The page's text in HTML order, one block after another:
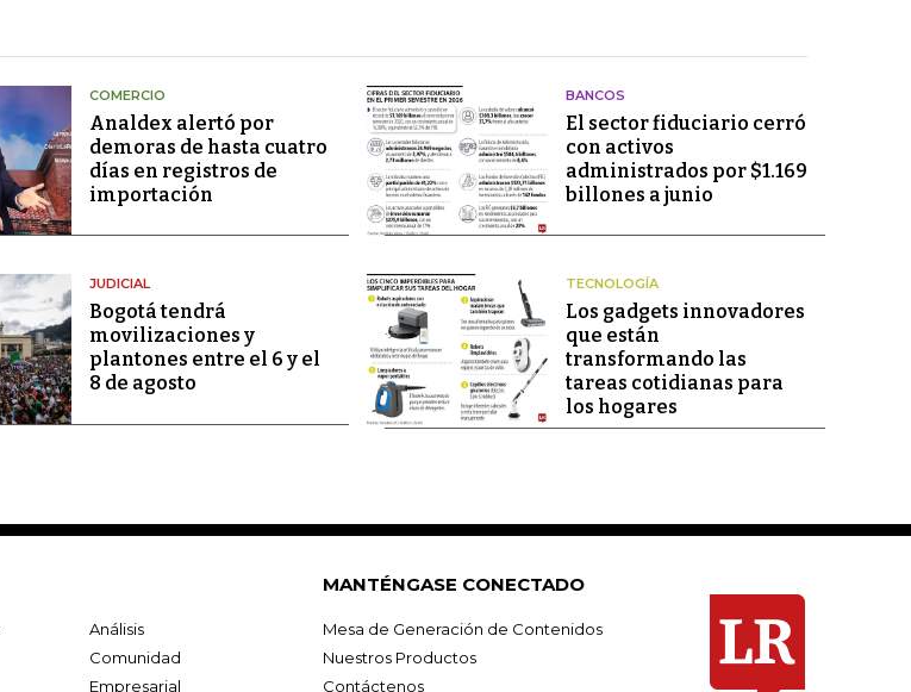
COMERCIO
Analdex alertó por
demoras de hasta cuatro
días en registros de
importación
BANCOS
El sector fiduciario cerró
con activos
administrados por $1.169
billones a junio
JUDICIAL
Bogotá tendrá
movilizaciones y
plantones entre el 6 y el
8 de agosto
TECNOLOGÍA
Los gadgets innovadores
que están
transformando las
tareas cotidianas para
los hogares
Análisis
Comunidad
Empresarial
MANTÉNGASE CONECTADO
Mesa de Generación de Contenidos
Nuestros Productos
Contáctenos